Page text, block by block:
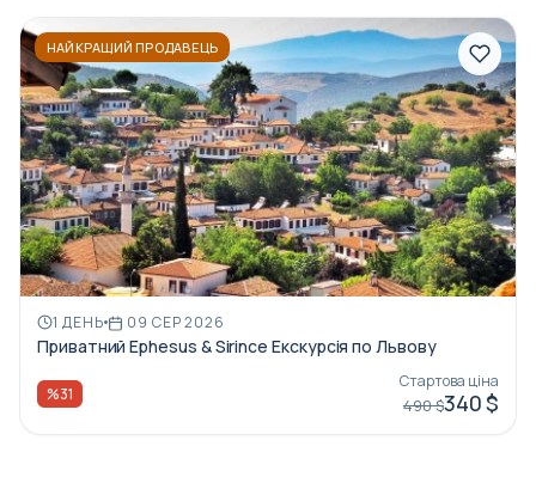
НАЙКРАЩИЙ ПРОДАВЕЦЬ
1 ДЕНЬ 09 СЕР 2026
Приватний Ephesus & Sirince Екскурсія по Львову
%31
Стартова ціна
490 $340 $